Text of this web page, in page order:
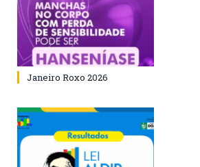
Janeiro Roxo 2026